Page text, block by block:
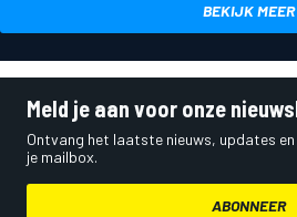
BEKIJK MEER
Meld je aan voor onze
Ontvang het laatste nieuws, updates
je mailbox.
ABONNEER